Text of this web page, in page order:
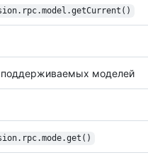
Current()
моделей